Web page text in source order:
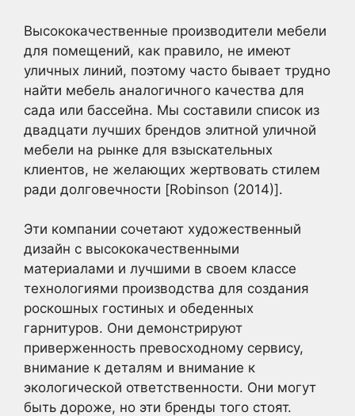
Высококачественные производители мебели
для помещений, как правило, не имеют
уличных линий, поэтому часто бывает трудно
найти мебель аналогичного качества для
сада или бассейна. Мы составили список из
двадцати лучших брендов элитной уличной
мебели на рынке для взыскательных
клиентов, не желающих жертвовать стилем
ради долговечности [Robinson (2014)].
Эти компании сочетают художественный
дизайн с высококачественными
материалами и лучшими в своем классе
технологиями производства для создания
роскошных гостиных и обеденных
гарнитуров. Они демонстрируют
приверженность превосходному сервису,
внимание к деталям и внимание к
экологической ответственности. Они могут
быть дороже, но эти бренды того стоят.